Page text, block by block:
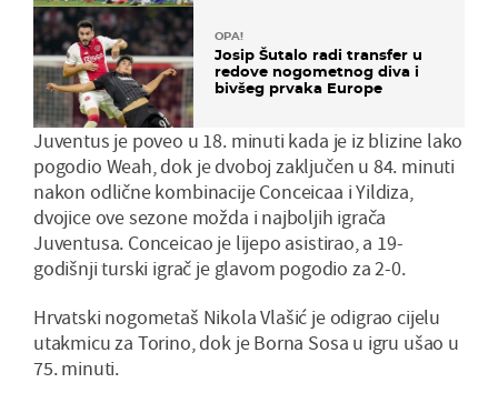
OPA!
Josip Šutalo radi transfer u
redove nogometnog diva i
bivšeg prvaka Europe
Juventus je poveo u 18. minuti kada je iz blizine lako
pogodio Weah, dok je dvoboj zaključen u 84. minuti
nakon odlične kombinacije Conceicaa i Yildiza,
dvojice ove sezone možda i najboljih igrača
Juventusa. Conceicao je lijepo asistirao, a 19-
godišnji turski igrač je glavom pogodio za 2-0.
Hrvatski nogometaš Nikola Vlašić je odigrao cijelu
utakmicu za Torino, dok je Borna Sosa u igru ušao u
75. minuti.